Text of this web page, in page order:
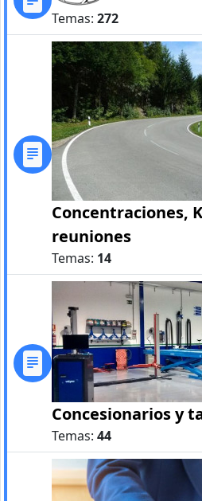
Temas: 272
Concentraciones,
reuniones
Temas: 14
Concesionarios y
Temas: 44